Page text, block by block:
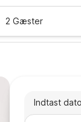
2 Gæster
Indtast